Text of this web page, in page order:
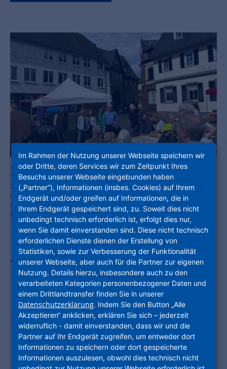
Am Samstag, 25. April, fand auf dem historischen Marktplatz im
Stadtteil Oestrich eine Bürgerbeteiligung im Rahmen des Tages der
Städtebauförderung statt. Zahlreiche Bürgerinnen und Bürger
folgten der Einladung der Stadt Oestrich-Winkel und brachten ihre
Ideen und Wünsche für die zukünftige Gestaltung des Platzes ein.
Foto: ProjektStadt
Von Kassel über Rotenburg an der
Fulda, Lampertheim und Einhausen bis
Friedrichroda und Gera: Die
Stadtentwicklungsmarke der
Unternehmensgruppe Nassauische
Heimstätte | Wohnstadt ist für
Im Rahmen der Nutzung unserer Webseite speichern wir
oder Dritte, deren Services wir zum Zeitpunkt Ihres
Besuchs unserer Webseite eingebunden haben
(„Partner“), Informationen (insbes. Cookies) auf Ihrem
Endgerät und/oder greifen auf Informationen, die in
Ihrem Endgerät gespeichert sind, zu. Soweit dies nicht
unbedingt technisch erforderlich ist, erfolgt dies nur,
wenn Sie damit einverstanden sind. Diese nicht technisch
erforderlichen Dienste dienen der Erstellung von
Statistiken, sowie zur Verbesserung der Funktionalität
unserer Webseite, aber auch für die Partner zur eigenen
Nutzung. Details hierzu, insbesondere auch zu den
verarbeiteten Kategorien personenbezogener Daten und
einem Drittlandtransfer finden Sie in unserer
Datenschutzerklärung. Indem Sie den Button „Alle
Akzeptieren“ anklicken, erklären Sie sich – jederzeit
widerruflich - damit einverstanden, dass wir und die
Partner auf Ihr Endgerät zugreifen, um entweder dort
Informationen zu speichern oder dort gespeicherte
Informationen auszulesen, obwohl dies technisch nicht